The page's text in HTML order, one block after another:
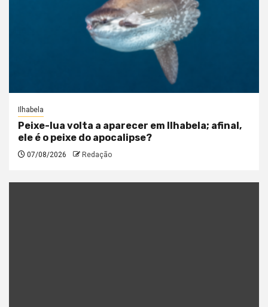
Ilhabela
Peixe-lua volta a aparecer em Ilhabela; afinal,
ele é o peixe do apocalipse?
07/08/2026 Redação